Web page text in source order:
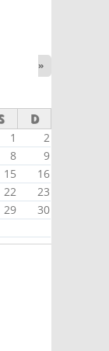
»
D
1
2
8
9
15
16
22
23
29
30